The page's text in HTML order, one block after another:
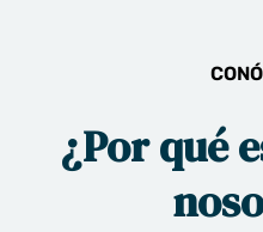
¿Por qué